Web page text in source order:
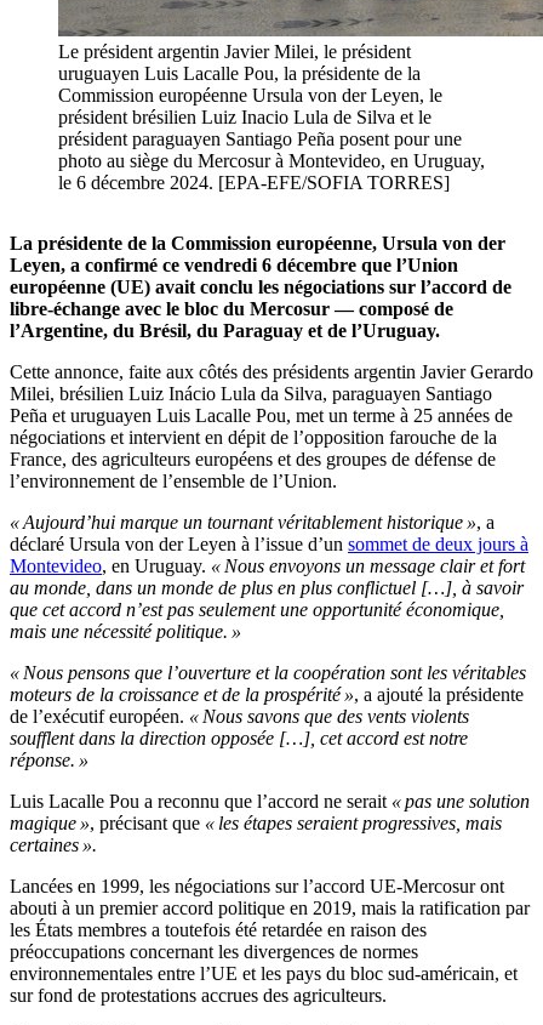
Le président argentin Javier Milei, le président
uruguayen Luis Lacalle Pou, la présidente de la
Commission européenne Ursula von der Leyen, le
président brésilien Luiz Inacio Lula de Silva et le
président paraguayen Santiago Peña posent pour une
photo au siège du Mercosur à Montevideo, en Uruguay,
le 6 décembre 2024. [EPA-EFE/SOFIA TORRES]
La présidente de la Commission européenne, Ursula von der
Leyen, a confirmé ce vendredi 6 décembre que l’Union
européenne (UE) avait conclu les négociations sur l’accord de
libre-échange avec le bloc du Mercosur — composé de
l’Argentine, du Brésil, du Paraguay et de l’Uruguay.
Cette annonce, faite aux côtés des présidents argentin Javier Gerardo
Milei, brésilien Luiz Inácio Lula da Silva, paraguayen Santiago
Peña et uruguayen Luis Lacalle Pou, met un terme à 25 années de
négociations et intervient en dépit de l’opposition farouche de la
France, des agriculteurs européens et des groupes de défense de
l’environnement de l’ensemble de l’Union.
« Aujourd’hui marque un tournant véritablement historique », a
déclaré Ursula von der Leyen à l’issue d’un sommet de deux jours à
Montevideo, en Uruguay. « Nous envoyons un message clair et fort
au monde, dans un monde de plus en plus conflictuel […], à savoir
que cet accord n’est pas seulement une opportunité économique,
mais une nécessité politique. »
« Nous pensons que l’ouverture et la coopération sont les véritables
moteurs de la croissance et de la prospérité », a ajouté la présidente
de l’exécutif européen. « Nous savons que des vents violents
soufflent dans la direction opposée […], cet accord est notre
réponse. »
Luis Lacalle Pou a reconnu que l’accord ne serait « pas une solution
magique », précisant que « les étapes seraient progressives, mais
certaines ».
Lancées en 1999, les négociations sur l’accord UE-Mercosur ont
abouti à un premier accord politique en 2019, mais la ratification par
les États membres a toutefois été retardée en raison des
préoccupations concernant les divergences de normes
environnementales entre l’UE et les pays du bloc sud-américain, et
sur fond de protestations accrues des agriculteurs.